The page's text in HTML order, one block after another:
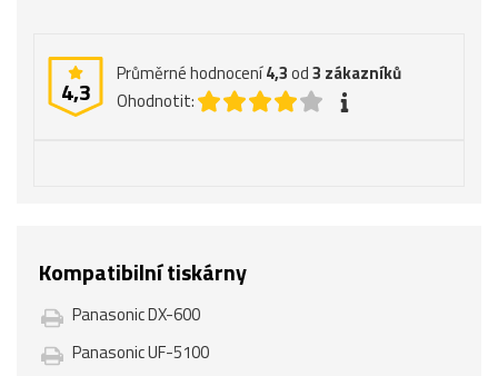
4,3
Průměrné hodnocení4,3od3 zákazníků
Ohodnotit:
Kompatibilní tiskárny
Panasonic DX-600
Panasonic UF-5100